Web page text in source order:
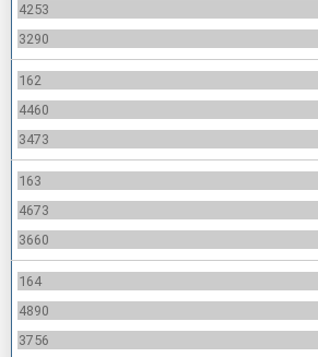
4253
3290
162
4460
3473
163
4673
3660
164
4890
3756